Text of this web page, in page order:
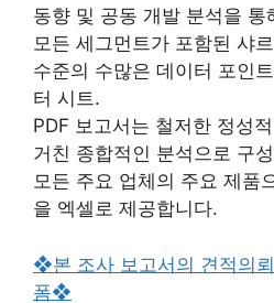
동향 및 공동 개발 분석을
모든 세그먼트가 포함된 샤
수준의 수많은 데이터 포인
터 시트.
PDF 보고서는 철저한 정성
거친 종합적인 분석으로 구
모든 주요 업체의 주요 제품
을 엑셀로 제공합니다.
❖본 조사 보고서의 견적의
폼❖